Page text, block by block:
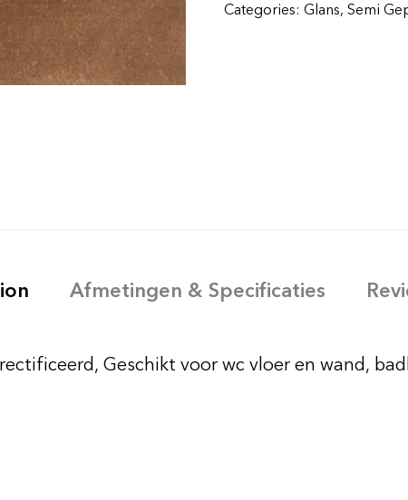
Categories: Glans, Semi
Afmetingen & Specificaties
Geschikt voor wc vloer en wand,